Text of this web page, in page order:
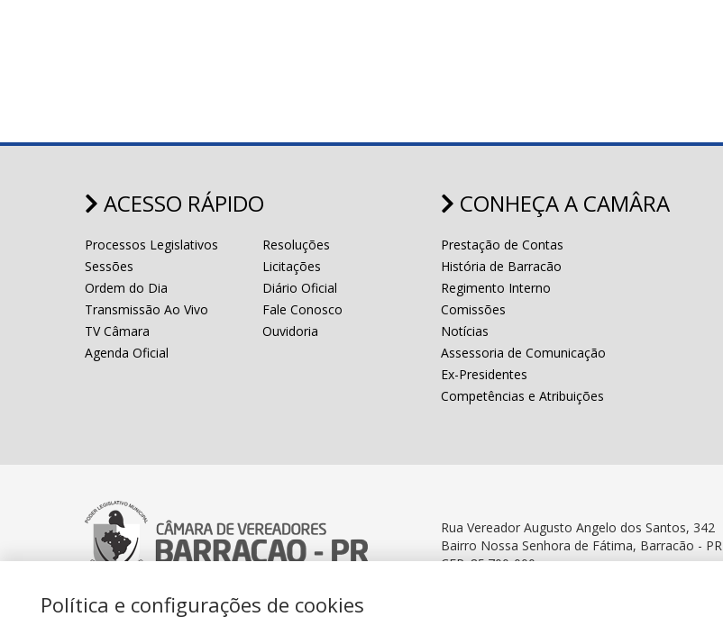
ACESSO RÁPIDO
Processos Legislativos
Sessões
Ordem do Dia
Transmissão Ao Vivo
TV Câmara
Agenda Oficial
Resoluções
Licitações
Diário Oficial
Fale Conosco
Ouvidoria
CONHEÇA A CAMÂRA
Prestação de Contas
História de Barracão
Regimento Interno
Comissões
Notícias
Assessoria de Comunicação
Ex-Presidentes
Competências e Atribuições
Rua Vereador Augusto Angelo dos Santos, 342
Bairro Nossa Senhora de Fátima, Barracão - PR
CEP: 85.700-000
Política e configurações de cookies